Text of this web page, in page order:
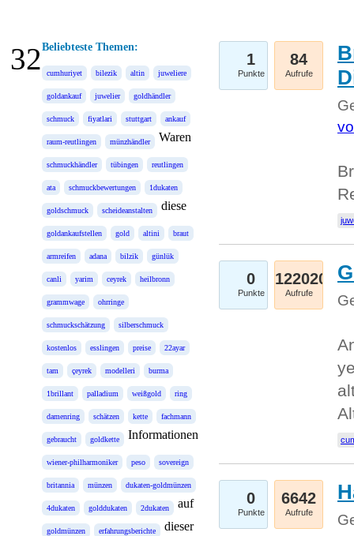
Beliebteste Themen:
cumhuriyet bilezik altin juweliere
goldankauf juwelier goldhändler
schmuck fiyatlari stuttgart ankauf
raum-reutlingen münzhändler
schmuckhändler tübingen reutlingen
ata schmuckbewertungen 1dukaten
goldschmuck scheideanstalten
goldankaufstellen gold altini braut
armreifen adana bilzik günlük
canli yarim ceyrek heilbronn
grammwage ohrringe
schmuckschätzung silberschmuck
kostenlos esslingen preise 22ayar
tam çeyrek modelleri burma
1brillant palladium weißgold ring
damenring schätzen kette fachmann
gebraucht goldkette
wiener-philharmoniker peso sovereign
britannia münzen dukaten-goldmünzen
4dukaten golddukaten 2dukaten
goldmünzen erfahrungsberichte
Waren
diese
Informationen
auf
dieser
1
Punkte
84
Aufrufe
0
Punkte
122020
Aufrufe
0
Punkte
6642
Aufrufe
32